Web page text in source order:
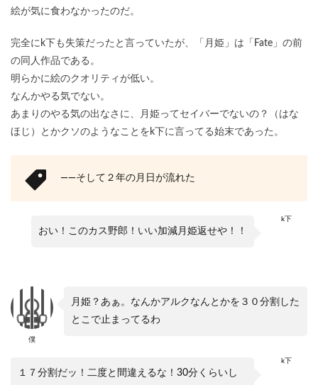
絵が気に食わなかったのだ。
完全にk下も失策だったと言っていたが、「月姫」は「Fate」の前
の同人作品である。
明らかに絵のクオリティが低い。
なんかやる気でない。
あまりのやる気の出なさに、月姫ってセイバーでないの？（はな
ほじ）とかクソのようなことをk下に言ってる始末であった。
――そして２年の月日が流れた
k下
おい！このカス野郎！いい加減月姫返せや！！
僕
月姫？あぁ。なんかアルクなんとかを３０分割した
とこで止まってるわ
k下
１７分割だッ！二度と間違えるな！30分くらいし